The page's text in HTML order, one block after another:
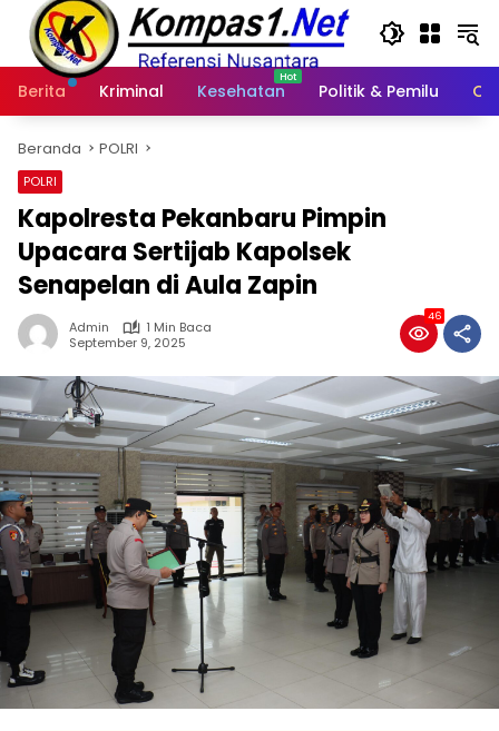
Langsung
konten
Berita
Kriminal Kesehatan Politik & Pemilu
Beranda POLRI
POLRI
Kapolresta Pekanbaru Pimpin
Upacara Sertijab Kapolsek
Senapelan di Aula Zapin
Admin
1 Min Baca
September 9, 2025
46